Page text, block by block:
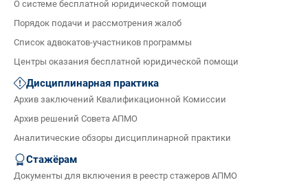
О системе бесплатной юридической помощи
Порядок подачи и рассмотрения жалоб
Список адвокатов-участников программы
Центры оказания бесплатной юридической помощи
Дисциплинарная практика
Архив заключений Квалификационной Комиссии
Архив решений Совета АПМО
Аналитические обзоры дисциплинарной практики
Стажёрам
Документы для включения в реестр стажеров АПМО